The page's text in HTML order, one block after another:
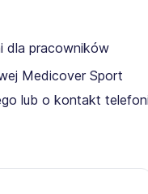
dla pracowników
Medicover Sport
lub o kontakt